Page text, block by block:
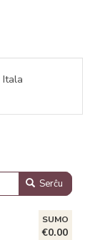
Itala
Serĉu
SUMO
€0.00